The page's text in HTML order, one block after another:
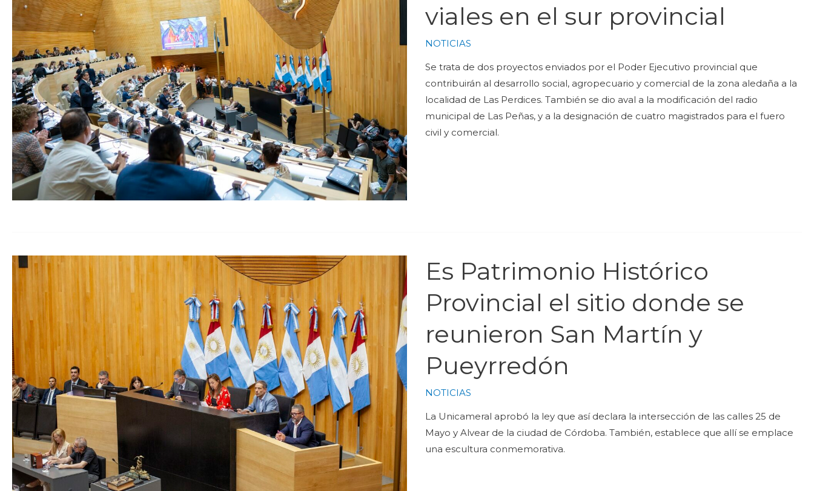
viales en el sur provincial
NOTICIAS
Se trata de dos proyectos enviados por el Poder Ejecutivo provincial que
contribuirán al desarrollo social, agropecuario y comercial de la zona aledaña a la
localidad de Las Perdices. También se dio aval a la modificación del radio
municipal de Las Peñas, y a la designación de cuatro magistrados para el fuero
civil y comercial.
Es Patrimonio Histórico
Provincial el sitio donde se
reunieron San Martín y
Pueyrredón
NOTICIAS
La Unicameral aprobó la ley que así declara la intersección de las calles 25 de
Mayo y Alvear de la ciudad de Córdoba. También, establece que allí se emplace
una escultura conmemorativa.